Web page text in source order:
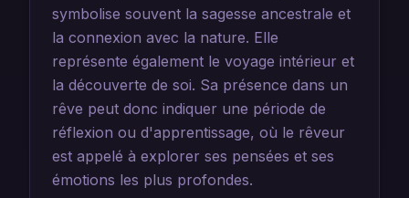
symbolise souvent la sagesse ancestrale et
la connexion avec la nature. Elle
représente également le voyage intérieur et
la découverte de soi. Sa présence dans un
rêve peut donc indiquer une période de
réflexion ou d'apprentissage, où le rêveur
est appelé à explorer ses pensées et ses
émotions les plus profondes.